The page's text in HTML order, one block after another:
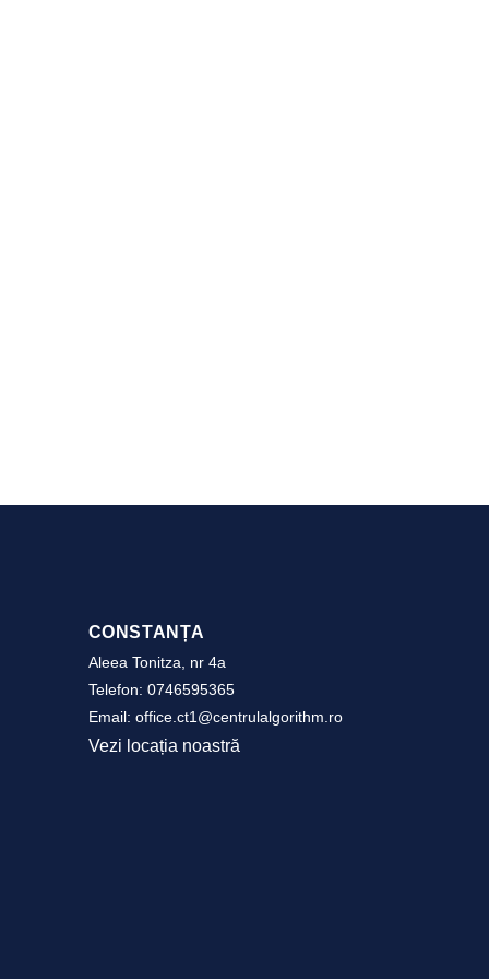
CONSTANȚA
Aleea Tonitza, nr 4a
Telefon: 0746595365
Email: office.ct1@centrulalgorithm.ro
Vezi locația noastră